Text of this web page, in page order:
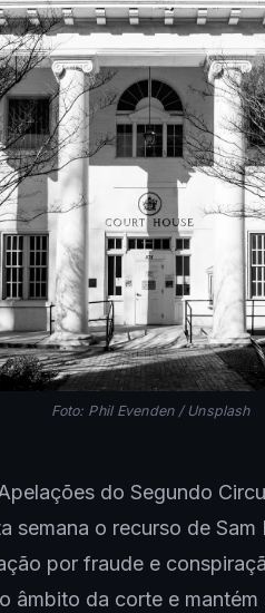
Foto: Phil Evenden / Unsplash
do Segundo
semana o recurso de
por fraude e
âmbito da corte e